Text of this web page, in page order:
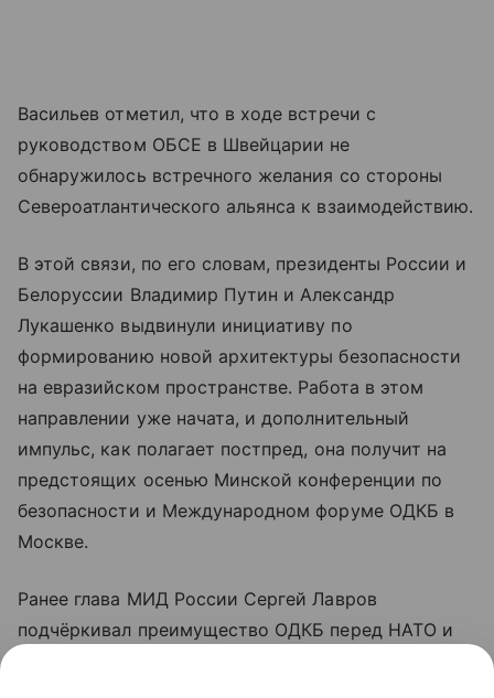
Васильев отметил, что в ходе встречи с
руководством ОБСЕ в Швейцарии не
обнаружилось встречного желания со стороны
Североатлантического альянса к взаимодействию.
В этой связи, по его словам, президенты России и
Белоруссии Владимир Путин и Александр
Лукашенко выдвинули инициативу по
формированию новой архитектуры безопасности
на евразийском пространстве. Работа в этом
направлении уже начата, и дополнительный
импульс, как полагает постпред, она получит на
предстоящих осенью Минской конференции по
безопасности и Международном форуме ОДКБ в
Москве.
Ранее глава МИД России Сергей Лавров
подчёркивал преимущество ОДКБ перед НАТО и